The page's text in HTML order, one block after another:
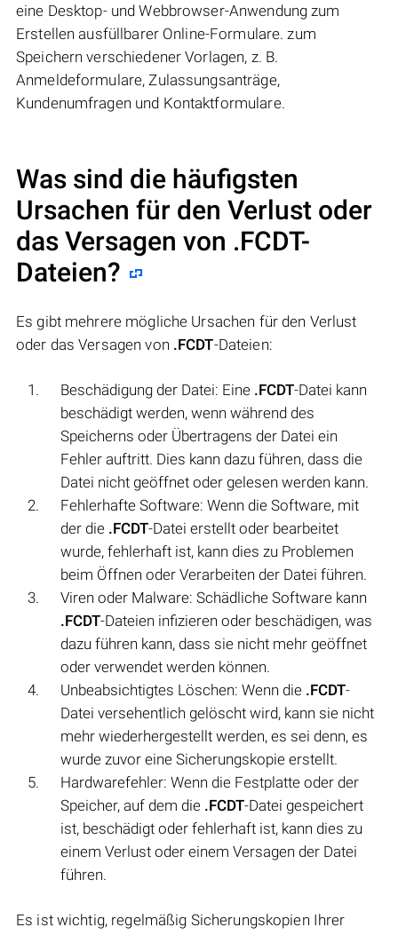
eine Desktop- und Webbrowser-Anwendung zum
Erstellen ausfüllbarer Online-Formulare. zum
Speichern verschiedener Vorlagen, z. B.
Anmeldeformulare, Zulassungsanträge,
Kundenumfragen und Kontaktformulare.
Was sind die häufigsten
Ursachen für den Verlust oder
das Versagen von .FCDT-
Dateien?
Es gibt mehrere mögliche Ursachen für den Verlust
oder das Versagen von .FCDT-Dateien:
Beschädigung der Datei: Eine .FCDT-Datei kann
beschädigt werden, wenn während des
Speicherns oder Übertragens der Datei ein
Fehler auftritt. Dies kann dazu führen, dass die
Datei nicht geöffnet oder gelesen werden kann.
Fehlerhafte Software: Wenn die Software, mit
der die .FCDT-Datei erstellt oder bearbeitet
wurde, fehlerhaft ist, kann dies zu Problemen
beim Öffnen oder Verarbeiten der Datei führen.
Viren oder Malware: Schädliche Software kann
.FCDT-Dateien infizieren oder beschädigen, was
dazu führen kann, dass sie nicht mehr geöffnet
oder verwendet werden können.
Unbeabsichtigtes Löschen: Wenn die .FCDT-
Datei versehentlich gelöscht wird, kann sie nicht
mehr wiederhergestellt werden, es sei denn, es
wurde zuvor eine Sicherungskopie erstellt.
Hardwarefehler: Wenn die Festplatte oder der
Speicher, auf dem die .FCDT-Datei gespeichert
ist, beschädigt oder fehlerhaft ist, kann dies zu
einem Verlust oder einem Versagen der Datei
führen.
Es ist wichtig, regelmäßig Sicherungskopien Ihrer